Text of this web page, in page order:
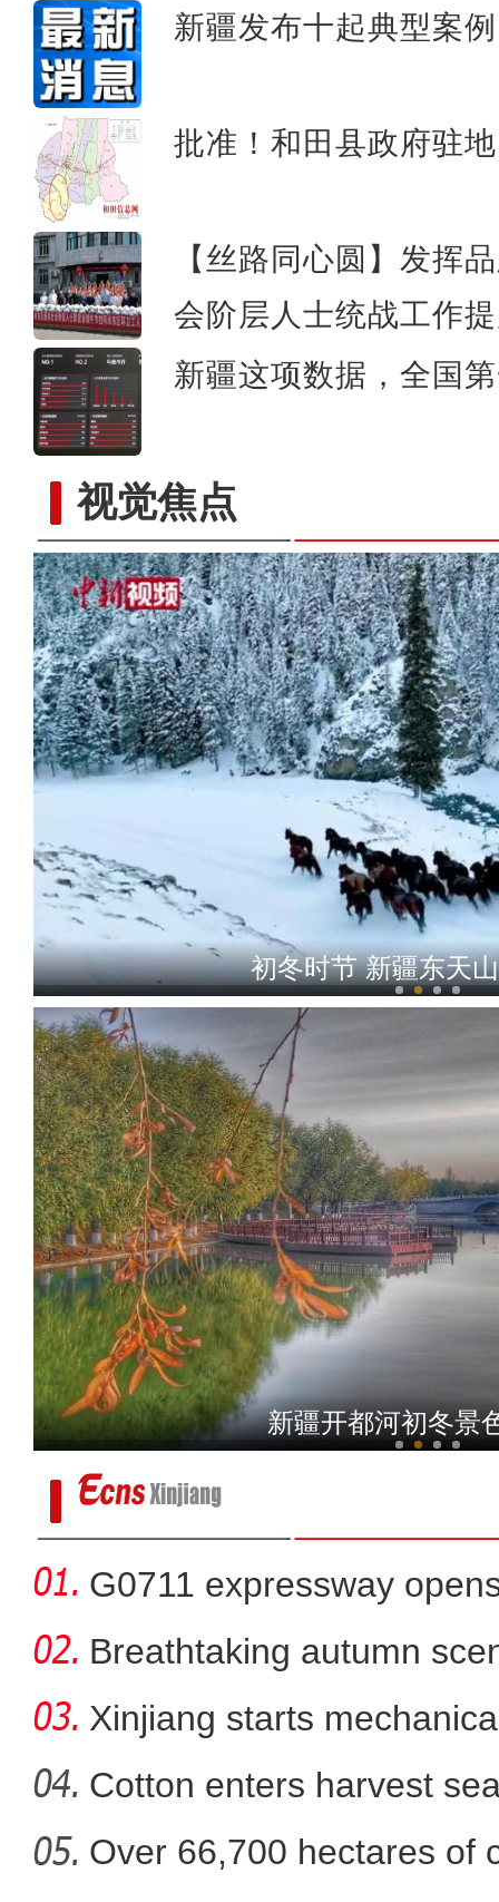
新疆发布十起典型案例
批准！和田县政府驻
【丝路同心圆】​发挥
会阶层人士统战工作
新疆这项数据，全国
视觉焦点《新疆是个好地方》在撒马
初冬时节 新疆东天
新疆兵团昆玉市沙漠湿
中国环塔国际拉力赛首
新疆开都河初冬景
G0711 expressway
Breathtaking autumn
in
Xinjiang starts
Cotton enters harvest
Over 66,700 hectares of